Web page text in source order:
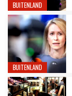
BUITENLAND
BUITENLAND